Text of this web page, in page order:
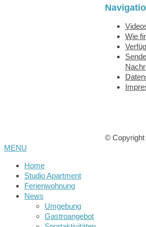
Wie
© Copyright
MENU
Home
Studio Apartment
Ferienwohnung
News
Umgebung
Gastroangebot